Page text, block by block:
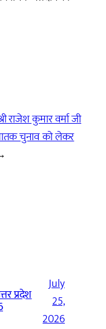
राजेश कुमार वर्मा जी
चुनाव को लेकर
प्रदेश
July
25,
2026